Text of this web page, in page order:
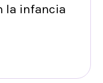
la infancia